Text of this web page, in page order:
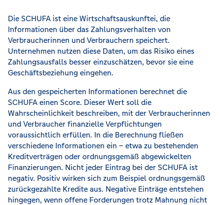
Die SCHUFA ist eine Wirtschaftsauskunftei, die
Informationen über das Zahlungsverhalten von
Verbraucherinnen und Verbrauchern speichert.
Unternehmen nutzen diese Daten, um das Risiko eines
Zahlungsausfalls besser einzuschätzen, bevor sie eine
Geschäftsbeziehung eingehen.
Aus den gespeicherten Informationen berechnet die
SCHUFA einen Score. Dieser Wert soll die
Wahrscheinlichkeit beschreiben, mit der Verbraucherinnen
und Verbraucher finanzielle Verpflichtungen
voraussichtlich erfüllen. In die Berechnung fließen
verschiedene Informationen ein – etwa zu bestehenden
Kreditverträgen oder ordnungsgemäß abgewickelten
Finanzierungen. Nicht jeder Eintrag bei der SCHUFA ist
negativ. Positiv wirken sich zum Beispiel ordnungsgemäß
zurückgezahlte Kredite aus. Negative Einträge entstehen
hingegen, wenn offene Forderungen trotz Mahnung nicht